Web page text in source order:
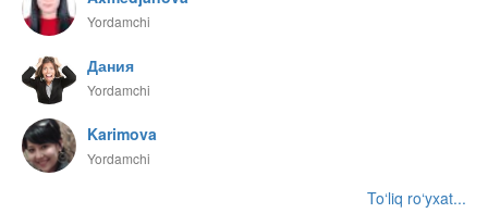
Yordamchi
Дания
Yordamchi
Karimova
Yordamchi
To‘liq ro‘yxat...